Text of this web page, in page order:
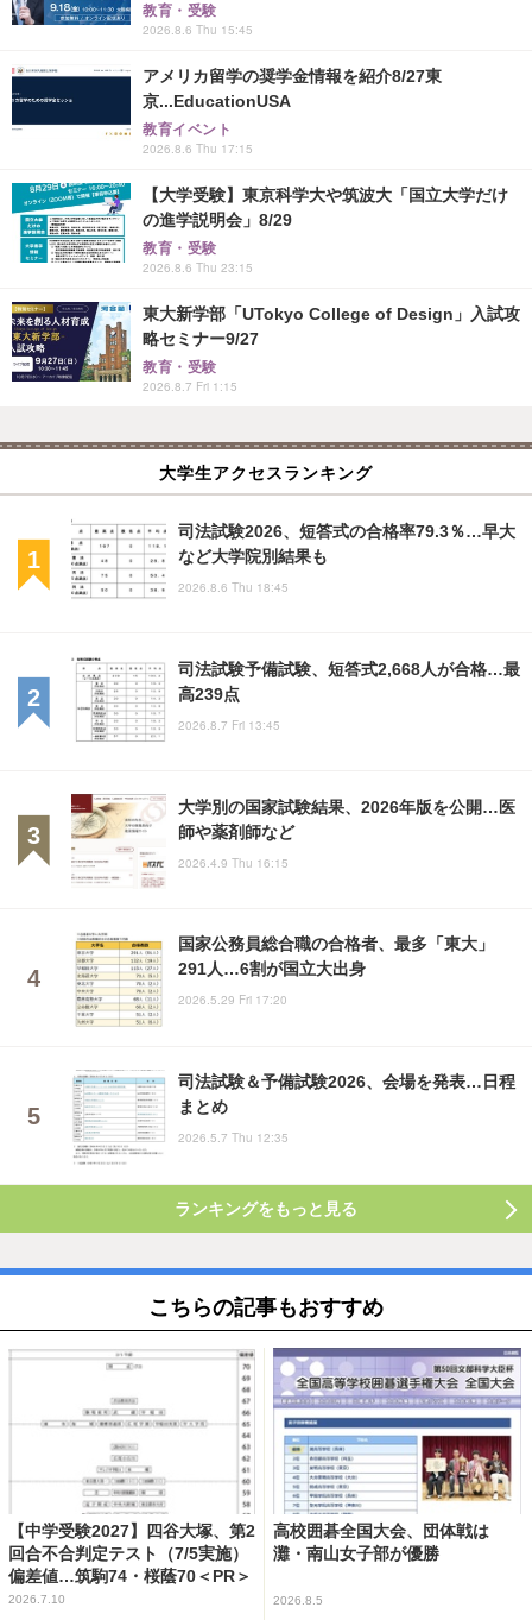
教育・受験
2026.8.6 Thu 15:45
アメリカ留学の奨学金情報を紹介8/27東
京...EducationUSA
教育イベント
2026.8.6 Thu 17:15
【大学受験】東京科学大や筑波大「国立大学だけ
の進学説明会」8/29
教育・受験
2026.8.6 Thu 23:15
東大新学部「UTokyo College of Design」入試攻
略セミナー9/27
教育・受験
2026.8.7 Fri 1:15
大学生アクセスランキング
司法試験2026、短答式の合格率79.3％…早大
など大学院別結果も
2026.8.6 Thu 18:45
司法試験予備試験、短答式2,668人が合格…最
高239点
2026.8.7 Fri 13:45
大学別の国家試験結果、2026年版を公開…医
師や薬剤師など
2026.4.9 Thu 16:15
国家公務員総合職の合格者、最多「東大」
291人…6割が国立大出身
2026.5.29 Fri 17:20
司法試験＆予備試験2026、会場を発表…日程
まとめ
2026.5.7 Thu 12:35
ランキングをもっと見る
こちらの記事もおすすめ
【中学受験2027】四谷大塚、第2
回合不合判定テスト（7/5実施）
偏差値…筑駒74・桜蔭70＜PR＞
2026.7.10
高校囲碁全国大会、団体戦は
灘・南山女子部が優勝
2026.8.5